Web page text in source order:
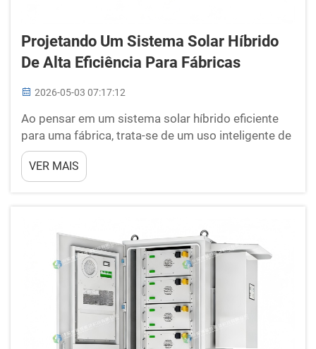
Projetando Um Sistema Solar Híbrido
De Alta Eficiência Para Fábricas
2026-05-03 07:17:12
Ao pensar em um sistema solar híbrido eficiente
para uma fábrica, trata-se de um uso inteligente de
energia. O consumo de energia nas fábricas da
BOX-E é elevado, pois as fábricas utilizam muita
energia para operação; embora possa exigir algum
VER MAIS